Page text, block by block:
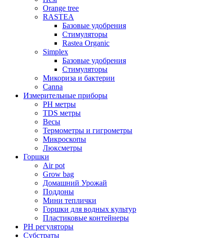
Orange tree
RASTEA
Базовые удобрения
Стимуляторы
Rastea Organic
Simplex
Базовые удобрения
Стимуляторы
Микориза и бактерии
Canna
Измерительные приборы
PH метры
TDS метры
Весы
Термометры и гигрометры
Микроскопы
Люксметры
Горшки
Air pot
Grow bag
Домашний Урожай
Поддоны
Мини теплички
Горшки для водных культур
Пластиковые контейнеры
PH регуляторы
Субстраты